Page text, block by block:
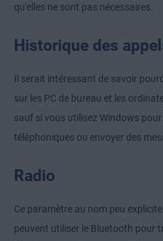
qu'elles ne sont pas nécessaires.
Historique des
Il serait intéressant de savoir
sur les PC de bureau et les
sauf si vous utilisez Windows
téléphoniques ou envoyer des
Radio
Ce paramètre au nom peu
peuvent utiliser le Bluetooth pour